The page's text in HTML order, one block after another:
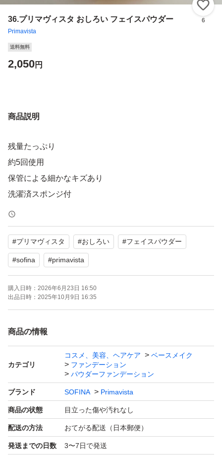
36.プリマヴィスタ おしろい フェイスパウダー
Primavista
6
送料無料
2,050円
商品説明
残量たっぷり
約5回使用
保管による細かなキズあり
洗濯済スポンジ付
#プリマヴィスタ #おしろい #フェイスパウダー
#sofina #primavista
購入日時： 2026年6月23日 16:50
出品日時： 2025年10月9日 16:35
商品の情報
カテゴリ
コスメ、美容、ヘアケア
ベースメイク
ファンデーション
パウダーファンデーション
ブランド SOFINA Primavista
商品の状態 目立った傷や汚れなし
配送の方法 おてがる配送（日本郵便）
発送までの日数 3〜7日で発送